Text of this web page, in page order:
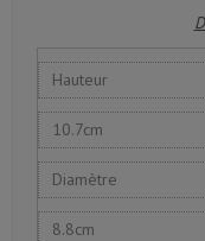
Hauteur
10.7cm
Diamètre
8.8cm